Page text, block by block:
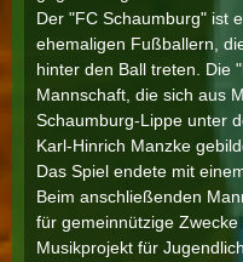
Der "FC Schaumburg" ist
ehemaligen Fußballern,
hinter den Ball treten. Die
Mannschaft, die sich aus
Schaumburg-Lippe unter
Karl-Hinrich Manzke
Das Spiel endete mit
Beim anschließenden
für gemeinnützige
Musikprojekt für